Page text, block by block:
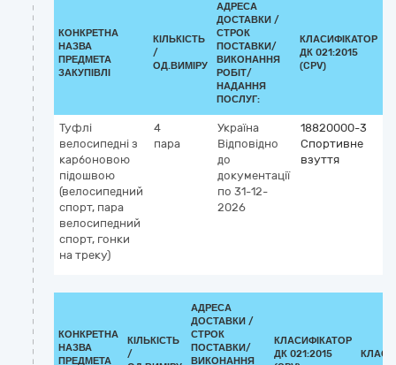
КОНКРЕТНА
НАЗВА
ПРЕДМЕТА
ЗАКУПІВЛІ
КІЛЬКІСТЬ
/
ОД.ВИМІРУ
АДРЕСА
ДОСТАВКИ /
СТРОК
ПОСТАВКИ/
ВИКОНАННЯ
РОБІТ/
НАДАННЯ
ПОСЛУГ:
КЛАСИФІКАТОР
ДК 021:2015
(CPV)
Туфлі
велосипедні з
карбоновою
підошвою
(велосипедний
спорт, пара
велосипедний
спорт, гонки
на треку)
4
пара
Україна
Відповідно
до
документації
по 31-12-
2026
18820000-3
Спортивне
взуття
КОНКРЕТНА
НАЗВА
ПРЕДМЕТА
КІЛЬКІСТЬ
/
АДРЕСА
ДОСТАВКИ /
СТРОК
ПОСТАВКИ/
ВИКОНАННЯ
КЛАСИФІКАТОР
ДК 021:2015